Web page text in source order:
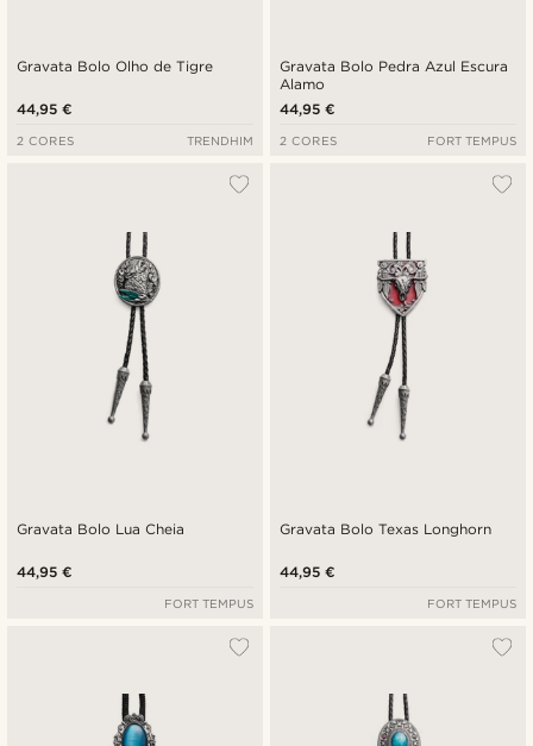
Gravata Bolo Olho de Tigre
44,95 €
2 CORES TRENDHIM
Gravata Bolo Pedra Azul Escura
Alamo
44,95 €
2 CORES FORT TEMPUS
Gravata Bolo Lua Cheia
44,95 €
FORT TEMPUS
Gravata Bolo Texas Longhorn
44,95 €
FORT TEMPUS